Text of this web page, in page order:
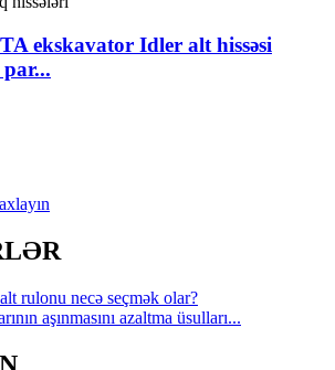
ekskavator Idler alt hissəsi
rulonu necə seçmək olar?
aşınmasını azaltma üsulları...